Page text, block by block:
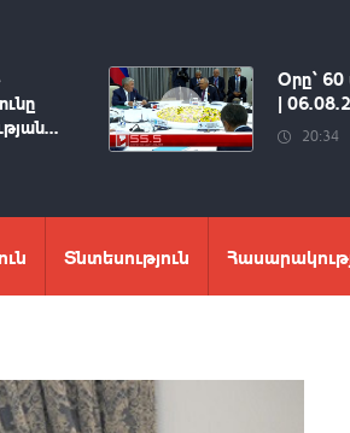
Օրը՝ 60
|
20:34
Տնտեսություն